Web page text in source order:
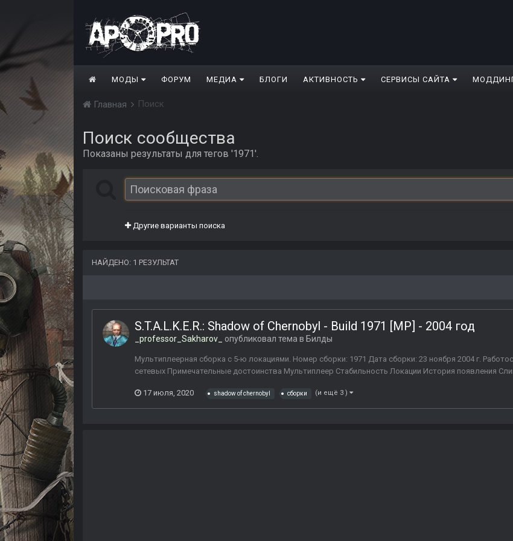
МОДЫ ФОРУМ МЕДИА БЛОГИ АКТИВНОСТЬ СЕРВИСЫ САЙТА
Главная Поиск
Поиск сообщества
Показаны результаты для тегов '1971'.
Другие варианты поиска
НАЙДЕНО: 1 РЕЗУЛЬТАТ
S.T.A.L.K.E.R.: Shadow of Chernobyl - Build 1971 [MP] - 2004 год
_professor_Sakharov_ опубликовал тема в Билды
Мультиплеерная сборка с 5-ю локациями. Номер сборки: 1971 Дата сборки: 23 ноября 2004 г.
сетевых Примечательные достоинства Мультиплеер Стабильность Локации История появления
17 июля, 2020 shadow of chernobyl сборки (и ещё 3 )